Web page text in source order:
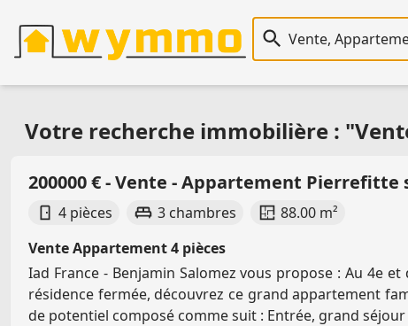
Recherche immobilière
Votre recherche immobilière :
200000 € - Vente - Appartement Pierrefitte
4 pièces 3 chambres
88.00 m²
Vente Appartement 4 pièces
Iad France - Benjamin Salomez vous propose : Au 4e
résidence fermée, découvrez ce grand appartement
de potentiel composé comme suit : Entrée, grand séjour